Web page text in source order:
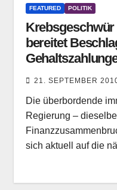
FEATURED POLITIK
bereitet
21. SEPTEMBER
Die überbordende
Regierung –
sich aktuell auf die